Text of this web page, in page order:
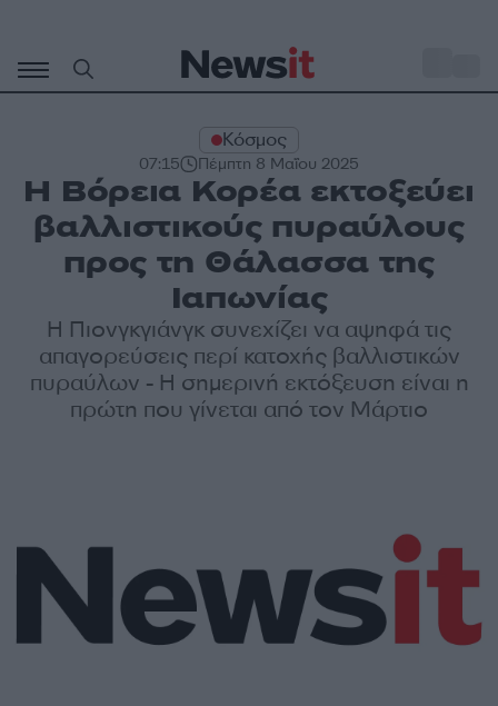
περιεχόμενο
Κόσμος
07:15 Πέμπτη 8 Μαΐου 2025
Η Βόρεια Κορέα εκτοξεύει
βαλλιστικούς πυραύλους
προς τη Θάλασσα της
Ιαπωνίας
Η Πιονγκγιάνγκ συνεχίζει να αψηφά τις
απαγορεύσεις περί κατοχής βαλλιστικών
πυραύλων - Η σημερινή εκτόξευση είναι η
πρώτη που γίνεται από τον Μάρτιο